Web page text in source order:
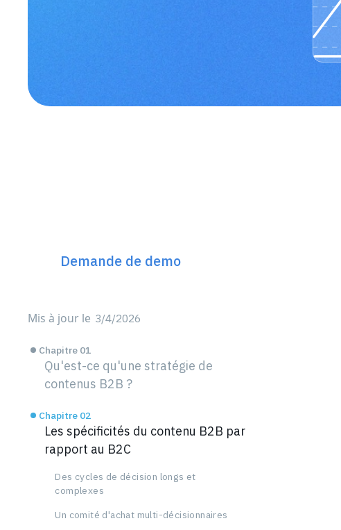
Demande de demo
Mis à jour le 3/4/2026
Chapitre 01
Qu'est-ce qu'une stratégie de
contenus B2B ?
Chapitre 02
Les spécificités du contenu B2B par
rapport au B2C
Des cycles de décision longs et
complexes
Un comité d'achat multi-décisionnaires